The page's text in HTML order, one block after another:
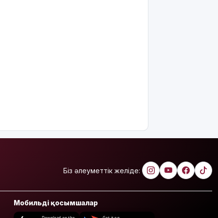
Біз әлеуметтік желіде:
Мобильді қосымшалар